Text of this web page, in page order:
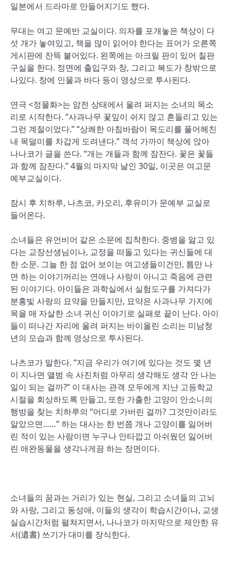
일본에서 드라마로 만들어지기도 했다.
무대는 여고 문예반 교실이다. 의자를 포개놓은 책상이 다
섯 개가 놓여있고, 책을 많이 읽어야 한다는 표어가 오른쪽
게시판에 잔뜩 붙어있다. 왼쪽에는 아크릴 판이 있어 칠판
구실을 한다. 정면에 출입구와 창, 그리고 복도가 창밖으로
나있다. 창에 인물과 바다 등이 영상으로 투사된다.
연극 <정물화>는 암전 상태에서 울려 퍼지는 소녀의 목소
리로 시작한다. “사과나무 꽃잎이 쉬지 않고 흔들리고 있는
그런 계절이었다.” “상쾌한 아침바람이 목도리를 풀어헤친
내 목덜미를 차갑게 도려낸다.” 객석 가까이 책상에 앉아
나나코가 글을 쓴다. “개는 개들과 함께 잠잔다. 꽃은 꽃들
과 함께 잠잔다.” 4월의 마지막 날인 30일, 이곳은 여고문
예부교실이다.
잠시 후 치하루, 나츠코, 카오리, 후유미가 문예부 교실로
들어온다.
소녀들은 유언비어 같은 소문에 집착한다. 중병을 앓고 있
다는 교장선생님이나, 교정을 떠돌고 있다는 귀신들에 대
한 소문. 그늘 한 점 없어 보이는 여고생들이건만, 틈만 나
면 하는 이야기꺼리는 연애나 사랑이 아니고 죽음에 관련
된 이야기다. 아이들은 과학실에서 실험도구를 가져다가
분홍빛 사랑의 묘약을 만들지만, 묘약은 사과나무 가지에
목을 매 자살한 소녀 귀신 이야기로 실패로 끝이 난다. 아이
들이 떠나간 자리에 울려 퍼지는 바이올린 소리는 미남청
년의 모습과 함께 영상으로 투사된다.
나츠코가 말한다. “지금 우리가 여기에 있다는 것도 몇 년
이 지나면 앨범 속 사진처럼 아무리 생각해도 생각 안 나는
일이 되는 걸까?” 이 대사는 관객 모두에게 지난 고등학교
시절을 회상하도록 만들고, 또한 가출한 고양이 안소니의
행방을 찾는 치하루의 “어디로 가버린 걸까? 그것만이라도
알았으면……” 하는 대사는 한 번쯤 개나 고양이를 잃어버
린 적이 있는 사람이면 누구나 안타깝고 아쉬웠던 잃어버
린 애완동물을 생각나게끔 하는 장면이다.
소녀들의 꿈과는 거리가 있는 현실, 그리고 소녀들의 고뇌
와 사랑, 그리고 동성애, 이들의 생각이 학습시간이나, 교생
실습시간처럼 펼쳐지면서, 나나코가 마지막으로 제안한 유
서(遺書) 쓰기가 대미를 장식한다.